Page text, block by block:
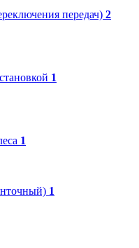
передач) 2
1
1
1